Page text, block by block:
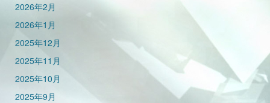
2026年2月
2026年1月
2025年12月
2025年11月
2025年10月
2025年9月